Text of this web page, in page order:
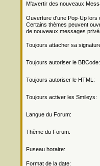
M'avertir des nouveaux
Ouverture d'une Pop-Up lors
Certains thèmes peuvent
de nouveaux messages
Toujours attacher sa
Toujours autoriser le BBCode:
Toujours autoriser le HTML:
Toujours activer les Smileys:
Langue du Forum:
Thème du Forum:
Fuseau horaire:
Format de la date: